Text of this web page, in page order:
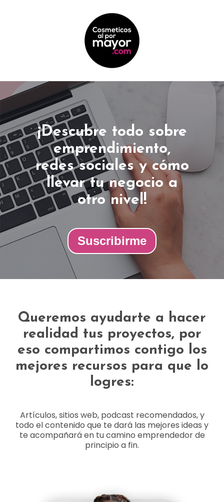
¡Descubre todo sobre
emprendimiento,
redes sociales y cómo
llevar tu negocio a
otro nivel!
Suscribirme
Queremos ayudarte a hacer
realidad tus proyectos, por
eso compartimos contigo los
mejores recursos para que lo
logres:
Artículos, sitios web, podcast recomendados, y
todo el contenido que te dará las mejores ideas y
te acompañará en tu camino emprendedor de
principio a fin.